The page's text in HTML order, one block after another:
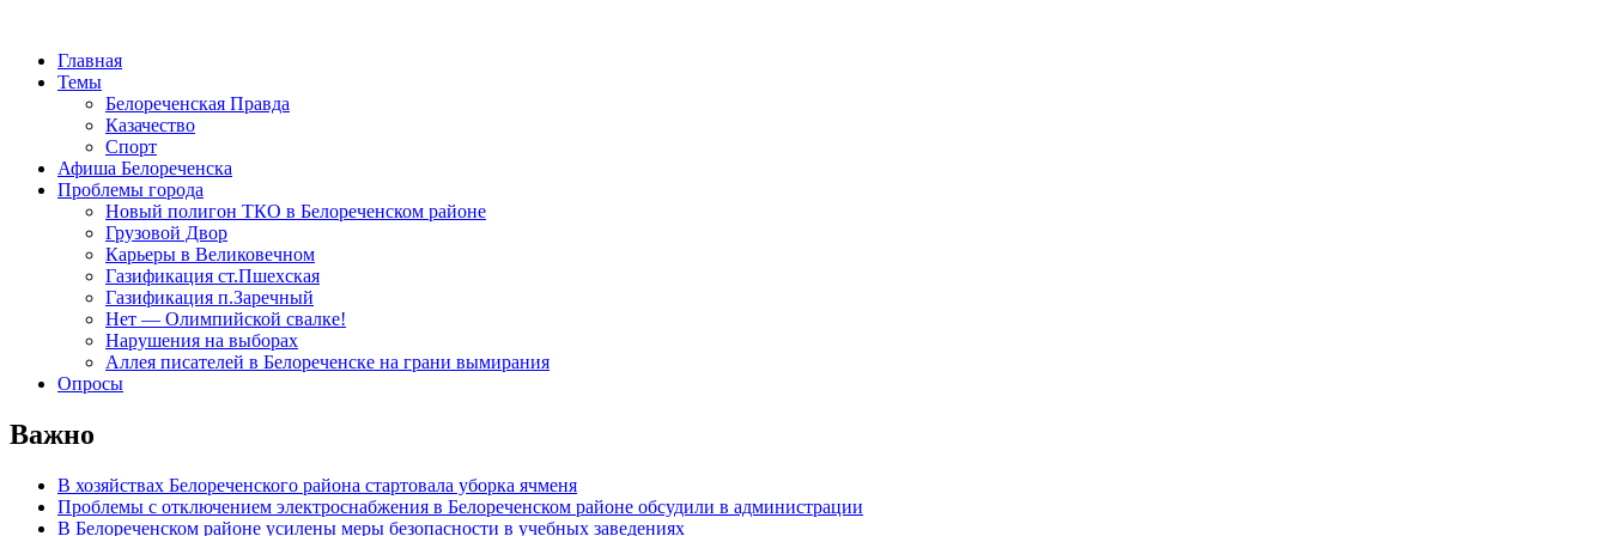
Главная
Темы
Белореченская Правда
Казачество
Спорт
Афиша Белореченска
Проблемы города
Новый полигон ТКО в Белореченском районе
Грузовой Двор
Карьеры в Великовечном
Газификация ст.Пшехская
Газификация п.Заречный
Нет — Олимпийской свалке!
Нарушения на выборах
Аллея писателей в Белореченске на грани вымирания
Опросы
Важно
В хозяйствах Белореченского района стартовала уборка ячменя
Проблемы с отключением электроснабжения в Белореченском районе обсудили в администрации
В Белореченском районе усилены меры безопасности в учебных заведениях